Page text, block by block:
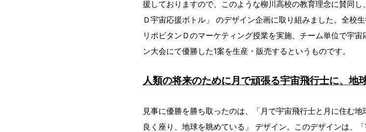
援しておりますので、このような柳川高校の教育理念に賛同
Ｄ宇宙応援ボトル」 のデザイン企画に取り組みました。全校
リポビタンＤのマーケティング授業を実施、チーム単位で宇
ン大会にて優勝した1案を生産・販売するというものです。
人類の将来のために月で頑張る宇宙飛行士に、地
見事に優勝を勝ち取ったのは、「月で宇宙飛行士と月に住む
良く座り、地球を眺めている」 デザイン。このデザインは、